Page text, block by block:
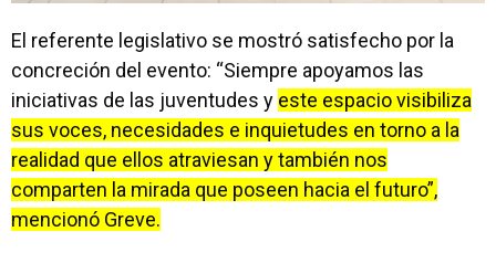
El referente legislativo se mostró satisfecho por la
concreción del evento: “Siempre apoyamos las
iniciativas de las juventudes y este espacio visibiliza
sus voces, necesidades e inquietudes en torno a la
realidad que ellos atraviesan y también nos
comparten la mirada que poseen hacia el futuro”,
mencionó Greve.